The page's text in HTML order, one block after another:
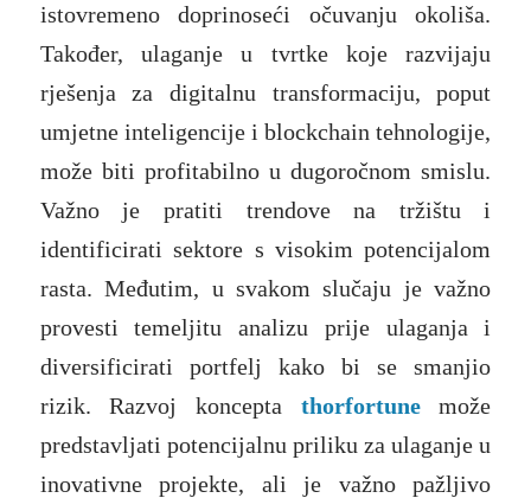
istovremeno doprinoseći očuvanju okoliša.
Također, ulaganje u tvrtke koje razvijaju
rješenja za digitalnu transformaciju, poput
umjetne inteligencije i blockchain tehnologije,
može biti profitabilno u dugoročnom smislu.
Važno je pratiti trendove na tržištu i
identificirati sektore s visokim potencijalom
rasta. Međutim, u svakom slučaju je važno
provesti temeljitu analizu prije ulaganja i
diversificirati portfelj kako bi se smanjio
rizik. Razvoj koncepta thorfortunemože
predstavljati potencijalnu priliku za ulaganje u
inovativne projekte, ali je važno pažljivo